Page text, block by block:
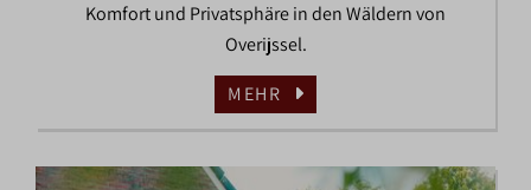
Komfort und Privatsphäre in den Wäldern von
Overijssel.
MEHR